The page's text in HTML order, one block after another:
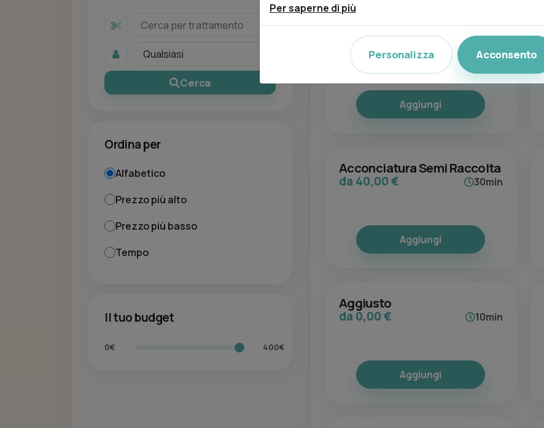
Cerca
Ordina per
Alfabetico
Prezzo più alto
Prezzo più basso
Tempo
Il tuo budget
0€ 400€
Acconciatura
da 50,00 €
Aggiungi
Acconciatura Semi Raccolta
da 40,00 € 30min
Aggiungi
Aggiusto
da 0,00 € 10min
Aggiungi
Per saperne di più
Personalizza Acconsento